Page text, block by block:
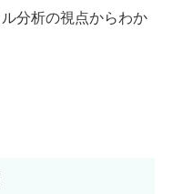
分析の視点からわか